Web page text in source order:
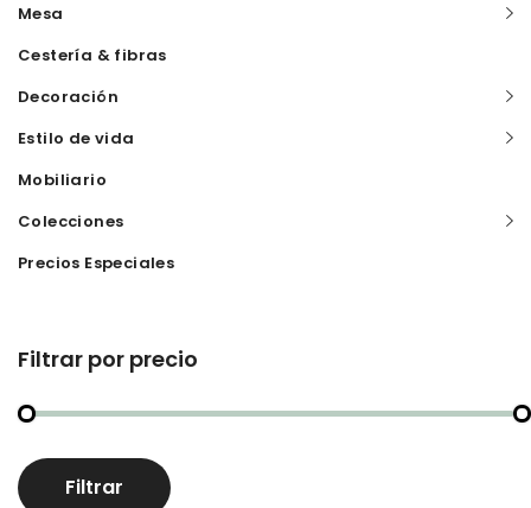
Mesa
Cestería & fibras
Decoración
Estilo de vida
Mobiliario
Colecciones
Precios Especiales
Filtrar por precio
Filtrar